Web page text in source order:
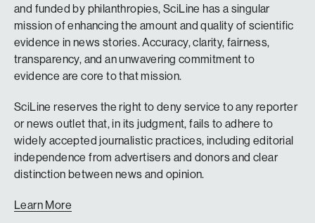
and funded by philanthropies, SciLine has a singular
mission of enhancing the amount and quality of scientific
evidence in news stories. Accuracy, clarity, fairness,
transparency, and an unwavering commitment to
evidence are core to that mission.
SciLine reserves the right to deny service to any reporter
or news outlet that, in its judgment, fails to adhere to
widely accepted journalistic practices, including editorial
independence from advertisers and donors and clear
distinction between news and opinion.
Learn More